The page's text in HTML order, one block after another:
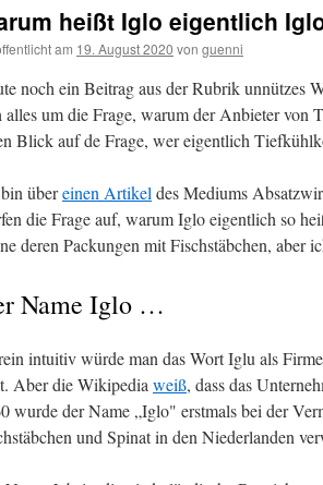
heißt Iglo eigentlich
am 19. August 2020 von guenni
noch ein Beitrag aus der Rubrik unnützes
alles um die Frage, warum der Anbieter
Blick auf de Frage, wer eigentlich
übereinen Artikel des Mediums
die Frage auf, warum Iglo eigentlich so
deren Packungen mit Fischstäbchen, aber
Name Iglo …
intuitiv würde man das Wort Iglu als
Aber die Wikipedia weiß, dass das
wurde der Name „Iglo" erstmals bei der
und Spinat in den Niederlanden